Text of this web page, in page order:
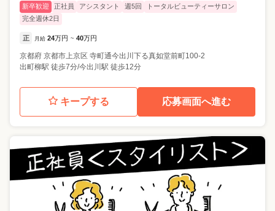
新卒歓迎 正社員 アシスタント 週5回
トータルビューティーサロン
完全週休2日
正 月給 24万円 ~ 40万円
京都府 京都市上京区 寺町通今出川下る真如堂前町100-2
出町柳駅 徒歩7分/今出川駅 徒歩12分
キープする 応募画面へ進む